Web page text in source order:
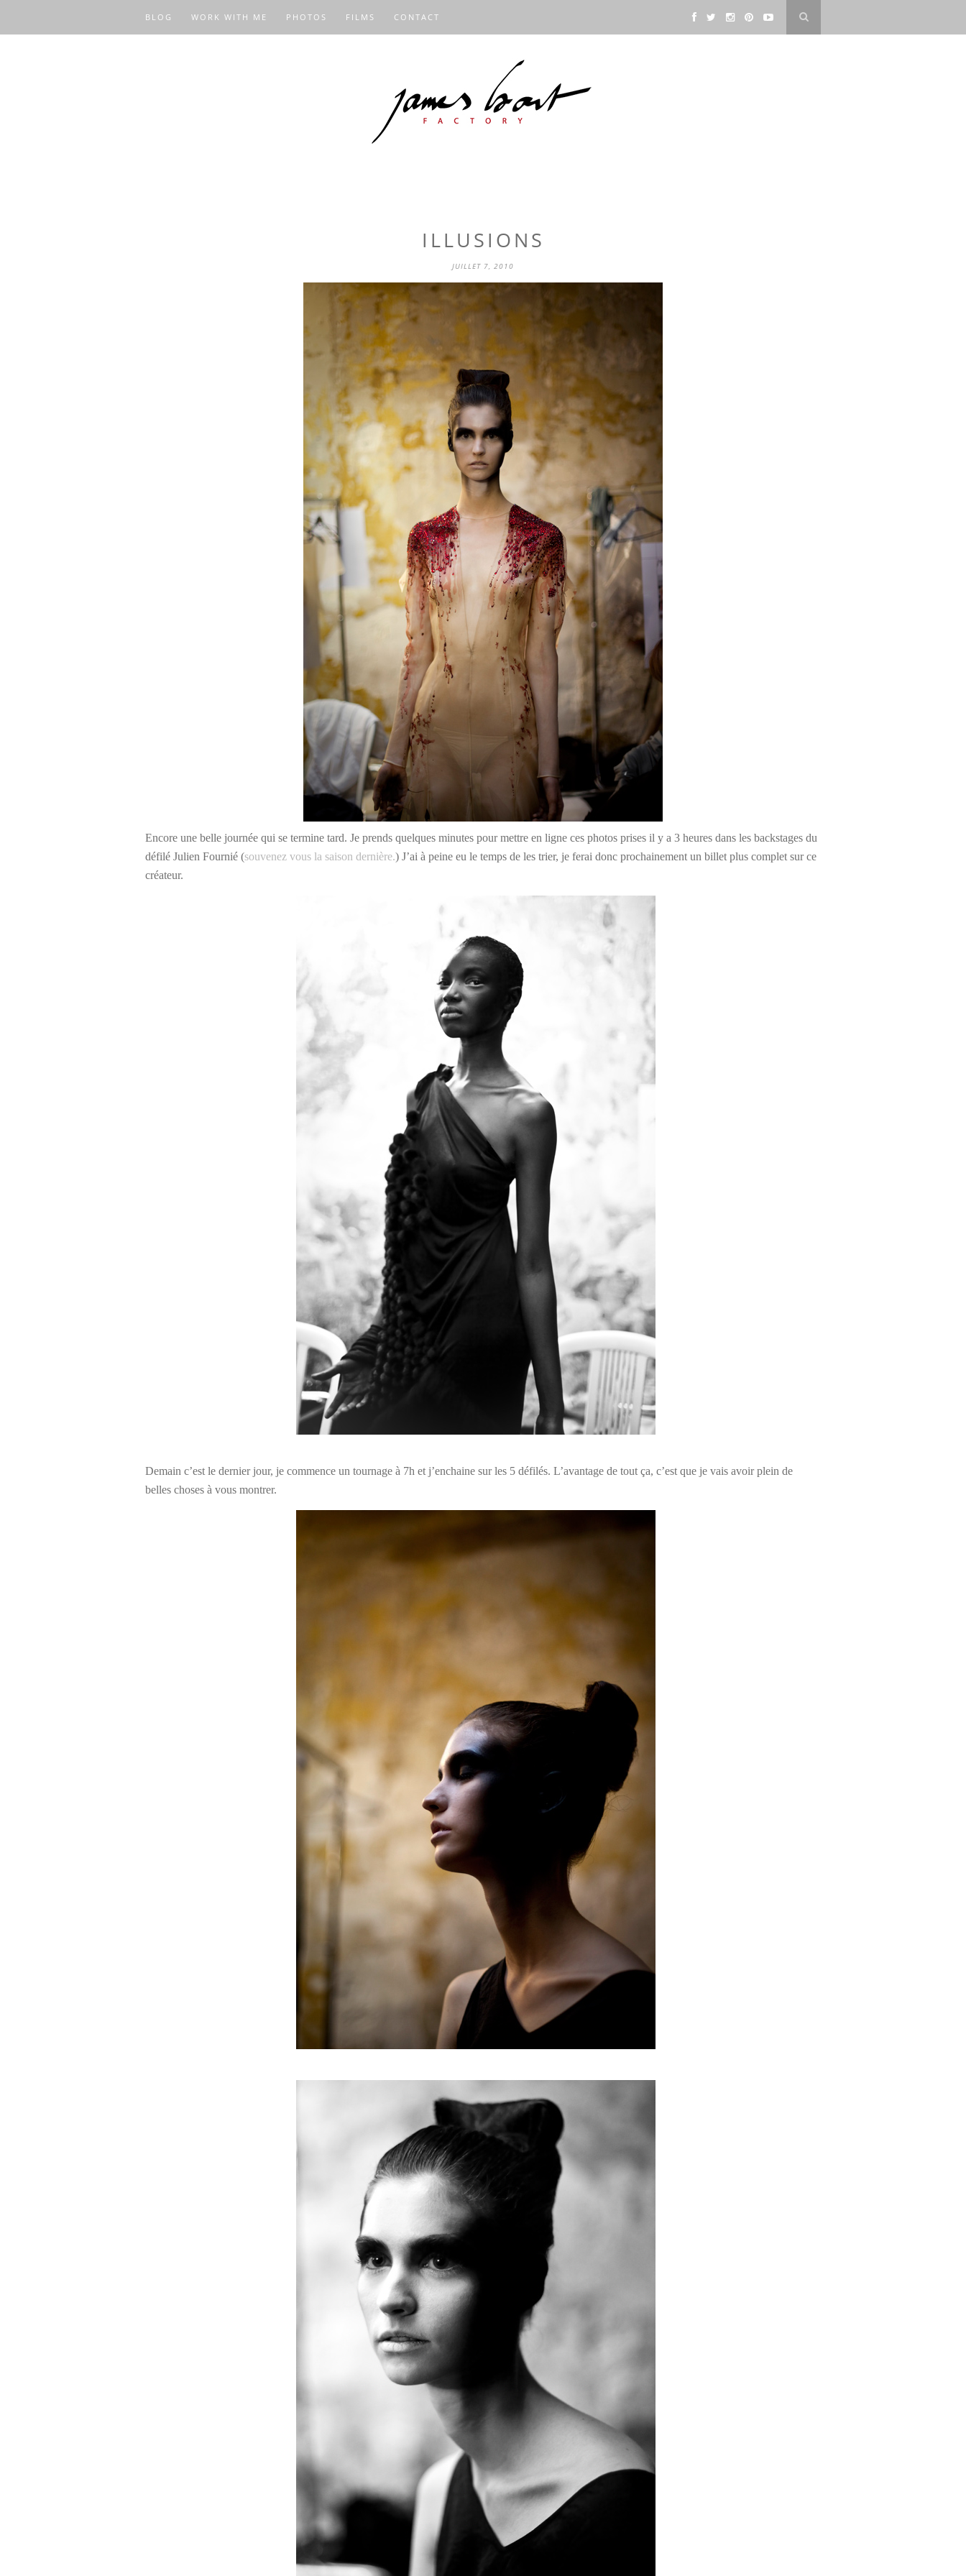
BLOG WORK WITH ME PHOTOS FILMS CONTACT
ILLUSIONS
JUILLET 7, 2010
Encore une belle journée qui se termine tard. Je prends quelques minutes pour mettre en ligne ces photos prises il y a 3 heures dans les backstages du
défilé Julien Fournié (souvenez vous la saison dernière.) J’ai à peine eu le temps de les trier, je ferai donc prochainement un billet plus complet sur ce
créateur.
Demain c’est le dernier jour, je commence un tournage à 7h et j’enchaine sur les 5 défilés. L’avantage de tout ça, c’est que je vais avoir plein de
belles choses à vous montrer.